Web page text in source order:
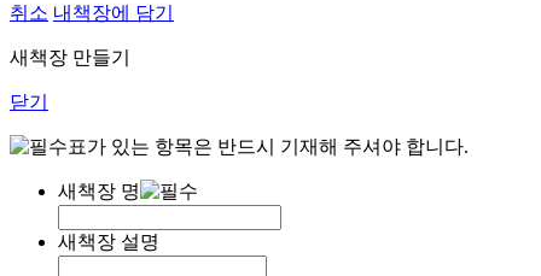
취소 내책장에 담기
새책장 만들기
닫기
표가 있는 항목은 반드시 기재해 주셔야 합니다.
새책장 명
새책장 설명